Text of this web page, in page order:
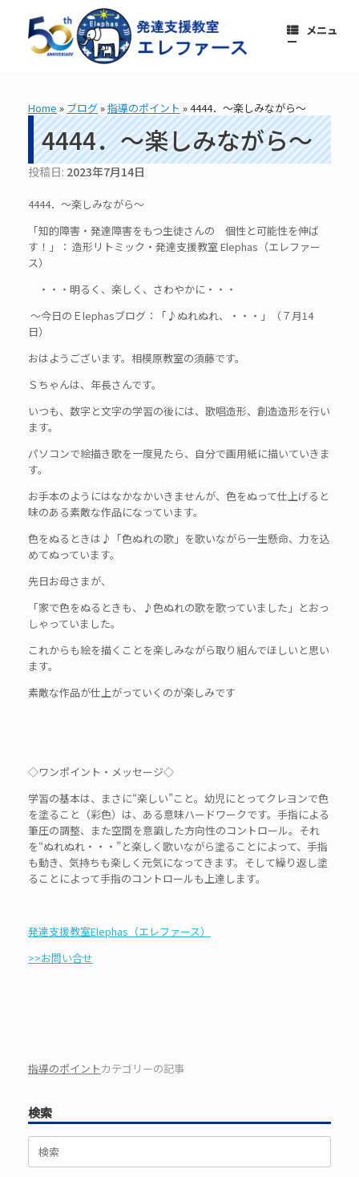
メニュ
ー
Home » ブログ»指導のポイント »4444．～楽しみながら～
4444．～楽しみながら～
投稿日: 2023年7月14日
4444．～楽しみながら～
「知的障害・発達障害をもつ生徒さんの 個性と可能性を伸ば
す！」： 造形リトミック・発達支援教室 Elephas（エレファー
ス）
・・・明るく、楽しく、さわやかに・・・
～今日のＥlephasブログ：「♪ぬれぬれ、・・・」（７月14
日）
おはようございます。相模原教室の須藤です。
Ｓちゃんは、年長さんです。
いつも、数字と文字の学習の後には、歌唱造形、創造造形を行い
ます。
パソコンで絵描き歌を一度見たら、自分で画用紙に描いていきま
す。
お手本のようにはなかなかいきませんが、色をぬって仕上げると
味のある素敵な作品になっています。
色をぬるときは♪「色ぬれの歌」を歌いながら一生懸命、力を込
めてぬっています。
先日お母さまが、
「家で色をぬるときも、♪色ぬれの歌を歌っていました」とおっ
しゃっていました。
これからも絵を描くことを楽しみながら取り組んでほしいと思い
ます。
素敵な作品が仕上がっていくのが楽しみです
◇ワンポイント・メッセージ◇
学習の基本は、まさに“楽しい”こと。幼児にとってクレヨンで色
を塗ること（彩色）は、ある意味ハードワークです。手指による
筆圧の調整、また空間を意識した方向性のコントロール。それ
を“ぬれぬれ・・・”と楽しく歌いながら塗ることによって、手指
も動き、気持ちも楽しく元気になってきます。そして繰り返し塗
ることによって手指のコントロールも上達します。
発達支援教室Elephas（エレファース）
>>お問い合せ
指導のポイントカテゴリーの記事
検索